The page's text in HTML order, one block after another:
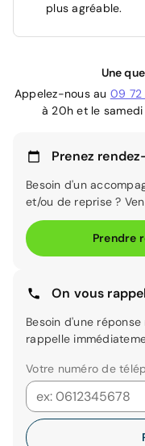
plus agréable.
Une
Appelez-nous au 09 72
à 20h et le
Prenez
Besoin d'un
et/ou de reprise ?
Prendre
On vous
Besoin d'une
rappelle
Votre numéro de